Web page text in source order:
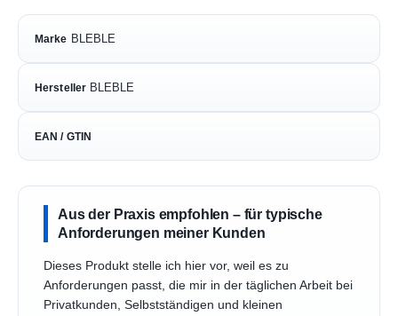
Marke BLEBLE
Hersteller BLEBLE
EAN / GTIN
Aus der Praxis empfohlen – für typische
Anforderungen meiner Kunden
Dieses Produkt stelle ich hier vor, weil es zu
Anforderungen passt, die mir in der täglichen Arbeit bei
Privatkunden, Selbstständigen und kleinen